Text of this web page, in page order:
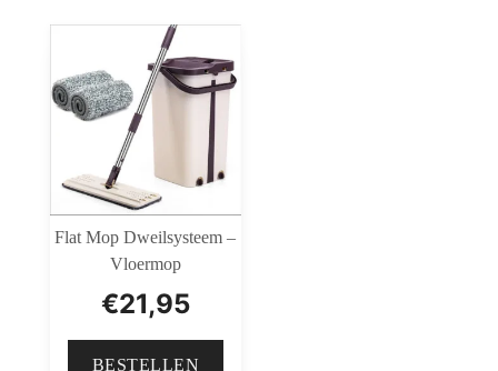
Flat Mop Dweilsysteem –
Vloermop
€21,95
BESTELLEN